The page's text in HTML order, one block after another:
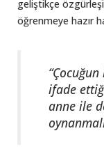
geliştikçe
öğrenmeye hazır
ifade
anne ile